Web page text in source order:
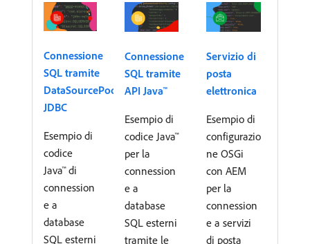
Connessione
SQL tramite
DataSourcePool
JDBC
Esempio di
codice
Java™ di
connession
e a
database
SQL esterni
Connessione
SQL tramite
API Java™
Esempio di
codice Java™
per la
connession
e a
database
SQL esterni
tramite le
Servizio di
posta
elettronica
Esempio di
configurazio
ne OSGi
con AEM
per la
connession
e a servizi
di posta